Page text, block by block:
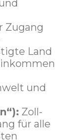
Zugang
Land
und
Zoll-
für alle